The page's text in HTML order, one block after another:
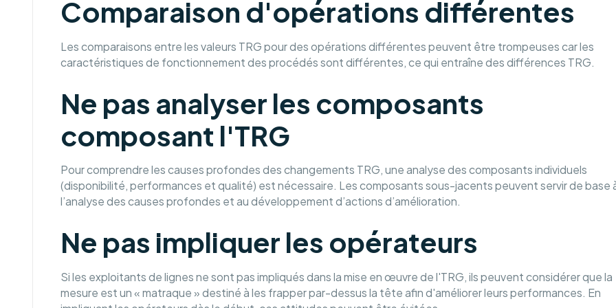
Comparaison d'opérations différentes
Les comparaisons entre les valeurs TRG pour des opérations différentes peuvent être trompeuses car les
caractéristiques de fonctionnement des procédés sont différentes, ce qui entraîne des différences TRG.
Ne pas analyser les composants
composant l'TRG
Pour comprendre les causes profondes des changements TRG, une analyse des composants individuels
(disponibilité, performances et qualité) est nécessaire. Les composants sous-jacents peuvent servir de base
l’analyse des causes profondes et au développement d’actions d’amélioration.
Ne pas impliquer les opérateurs
Si les exploitants de lignes ne sont pas impliqués dans la mise en œuvre de l'TRG, ils peuvent considérer que la
mesure est un « matraque » destiné à les frapper par-dessus la tête afin d'améliorer leurs performances. En